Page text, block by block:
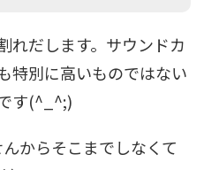
れだします。サウンドカ
特別に高いものではない
す(^_^;)
からそこまでしなくて